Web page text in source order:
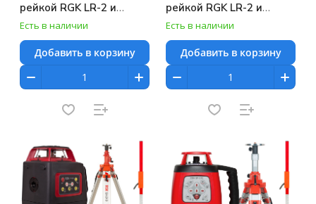
рейкой RGK LR-2 и
лазерным дальномером
RGK DL100
Есть в наличии
Добавить в корзину
рейкой RGK LR-2 и
лазерным дальномером
RGK DL100
Есть в наличии
Добавить в корзину